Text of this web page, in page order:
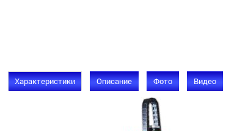
Характеристики Описание Фото Видео